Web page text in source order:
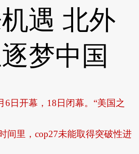
遇 北外
梦中国
开幕，18日闭幕。“美国之
间里，cop27未能取得突破性进